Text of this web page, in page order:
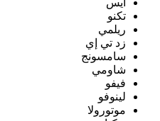
ايس
تكنو
ريلمي
زد تي إي
سامسونج
شاومي
فيفو
لينوفو
موتورولا